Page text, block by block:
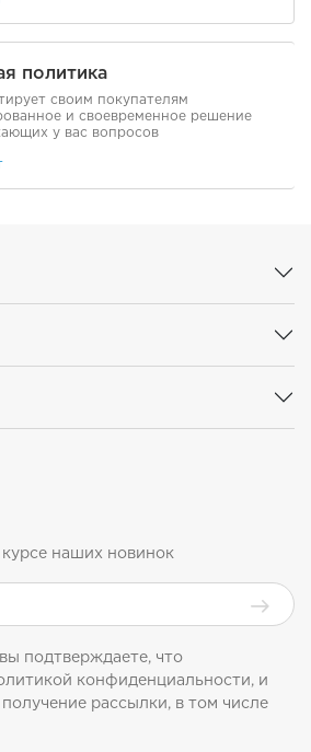
политика
своим покупателям
и своевременное решение
у вас вопросов
наших новинок
подтверждаете, что
конфиденциальности, и
получение рассылки, в том числе